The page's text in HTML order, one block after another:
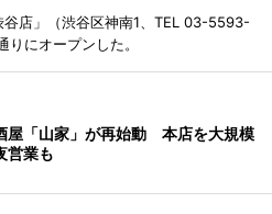
谷店」（渋谷区神南1、TEL 03-5593-
にオープンした。
屋「山家」が再始動 本店を大規模
営業も